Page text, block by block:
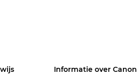
Informatie over Canon